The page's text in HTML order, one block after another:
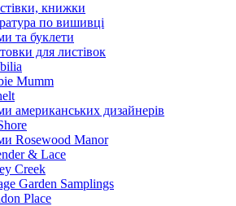
книжки
по вишивці
та буклети
для листівок
Mumm
американських дизайнерів
Rosewood Manor
& Lace
Creek
Garden Samplings
Place